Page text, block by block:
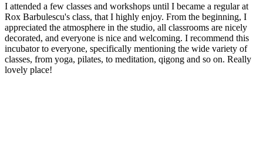
I attended a few classes and workshops until I became a regular at
Rox Barbulescu's class, that I highly enjoy. From the beginning, I
appreciated the atmosphere in the studio, all classrooms are nicely
decorated, and everyone is nice and welcoming. I recommend this
incubator to everyone, specifically mentioning the wide variety of
classes, from yoga, pilates, to meditation, qigong and so on. Really
lovely place!